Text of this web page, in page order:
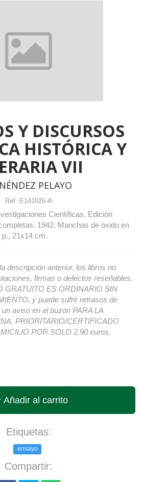
Y DISCURSOS
HISTÓRICA Y
VII
PELAYO
Ref: E141026-A
Científicas. Edición
1942. Manchas de óxido en
21x14 cm.
descripción anterior, los libros no
firmas o defectos reseñables.
GRATUITO ES ORDINARIO SIN
y puede sufrir retrasos de
aviso en el buzón PARA LA
PRIORITARIO/CERTIFICADO
POR SOLO 2,90 euros.
Añadir al carrito
Etiquetas:
ensayo
Compartir: